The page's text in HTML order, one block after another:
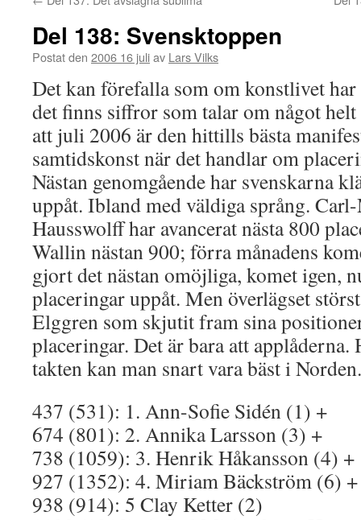
Del 138: Svensktoppen
Postat den 2006 16 juliav Lars Vilks
Det kan förefalla som om konstlivet
det finns siffror som talar om något
att juli 2006 är den hittills bästa
samtidskonst när det handlar om
Nästan genomgående har svenskarna
uppåt. Ibland med väldiga språng.
Hausswolff har avancerat nästa 800
Wallin nästan 900; förra månadens
gjort det nästan omöjliga, komet igen,
placeringar uppåt. Men överlägset
Elggren som skjutit fram sina
placeringar. Det är bara att applåderna.
takten kan man snart vara bäst i Norden.
437 (531): 1. Ann-Sofie Sidén (1) +
674 (801): 2. Annika Larsson (3) +
738 (1059): 3. Henrik Håkansson (4) +
927 (1352): 4. Miriam Bäckström (6) +
938 (914): 5 Clay Ketter (2)